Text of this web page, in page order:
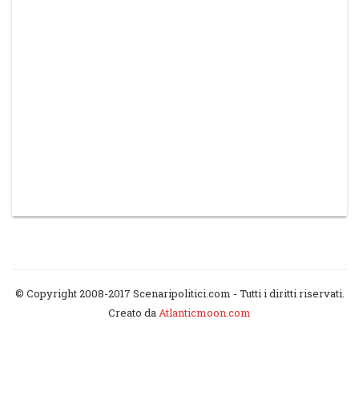
© Copyright 2008-2017 Scenaripolitici.com - Tutti i diritti riservati.
Creato daAtlanticmoon.com